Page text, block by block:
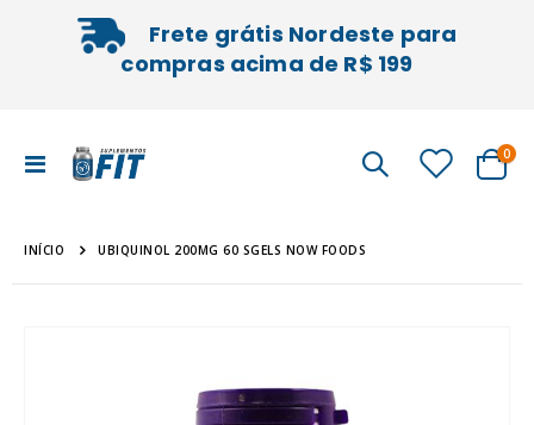
Frete grátis Nordeste para
compras acima de R$ 199
Alternar
Cart
0
INÍCIO UBIQUINOL 200MG 60 SGELS NOW FOODS